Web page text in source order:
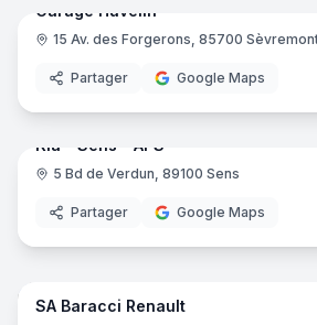
Garage Huvelin
15 Av. des Forgerons, 85700
Partager Google Maps
Kia - Sens - APS
5 Bd de Verdun, 89100 Sens
Partager Google Maps
SA Baracci Renault